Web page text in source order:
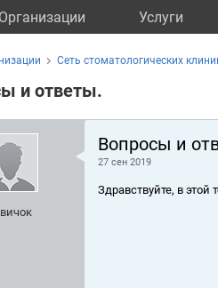
Организации Услуги
Сеть стоматологических
и ответы.
Вопросы и
27 сен 2019
Здравствуйте, в